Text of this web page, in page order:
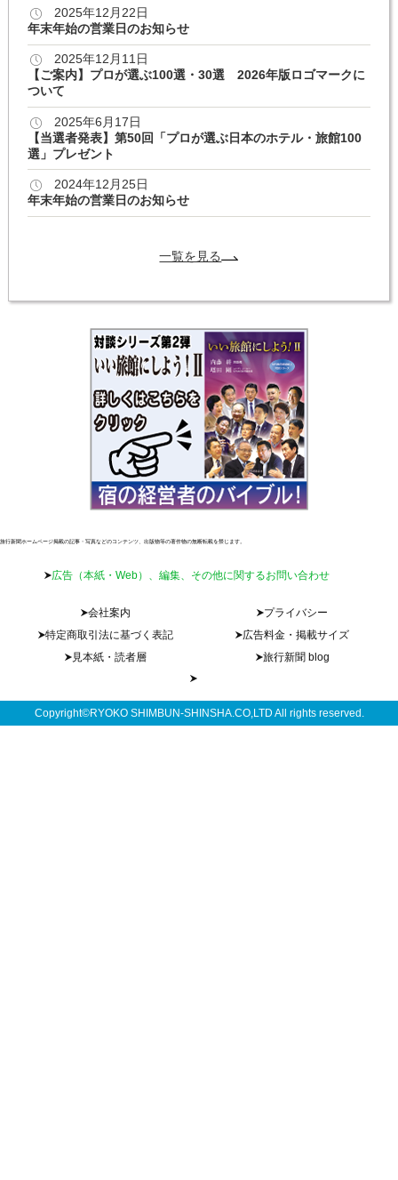
2025年12月22日
年末年始の営業日のお知らせ
2025年12月11日
【ご案内】プロが選ぶ100選・30選 2026年版ロゴマークに
ついて
2025年6月17日
【当選者発表】第50回「プロが選ぶ日本のホテル・旅館100
選」プレゼント
2024年12月25日
年末年始の営業日のお知らせ
一覧を見る
旅行新聞ホームページ掲載の記事・写真などのコンテンツ、出版物等の著作物の無断転載を禁じます。
広告（本紙・Web）、編集、その他に関するお問い合わせ
会社案内
プライバシー
特定商取引法に基づく表記
広告料金・掲載サイズ
見本紙・読者層
旅行新聞 blog
Copyright©RYOKO SHIMBUN-SHINSHA.CO,LTD All rights reserved.